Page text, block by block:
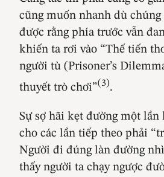
cũng muốn nhanh dù
được rằng phía trước vẫn
khiến ta rơi vào “Thế tiến
người tù (Prisoner’s
thuyết trò chơi”(3).
Sự sợ hãi kẹt đường một
cho các lần tiếp theo phải
Người đi đúng làn đường
thấy người ta chạy ngược